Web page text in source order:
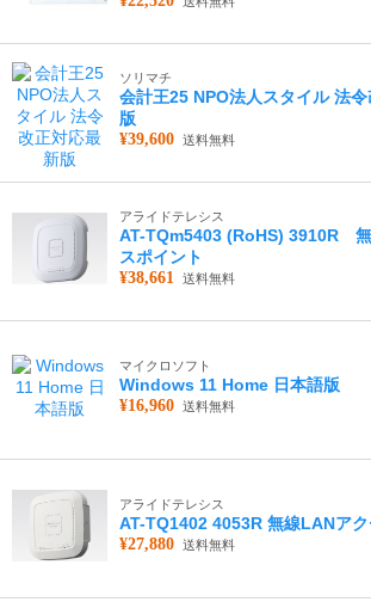
ソリマチ
会計王25 NPO法人スタイル 法
版
¥39,600 送料無料
アライドテレシス
AT-TQm5403 (RoHS) 3910R
スポイント
¥38,661 送料無料
マイクロソフト
Windows 11 Home 日本語版
¥16,960 送料無料
アライドテレシス
AT-TQ1402 4053R 無線LANアク
¥27,880 送料無料